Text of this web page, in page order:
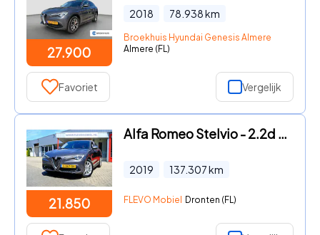
27.900
2018 78.938km
Broekhuis Hyundai Genesis Almere
Almere (FL)
Favoriet Vergelijk
21.850
Alfa Romeo Stelvio - 2.2d 180pk Super Aut. Xenon|Clima|Navi|DAB+|Half Leder
2019 137.307km
FLEVO Mobiel Dronten (FL)